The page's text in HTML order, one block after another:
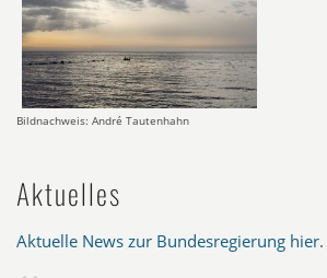
Bildnachweis: André Tautenhahn
Aktuelles
Aktuelle News zur Bundesregierung hier.